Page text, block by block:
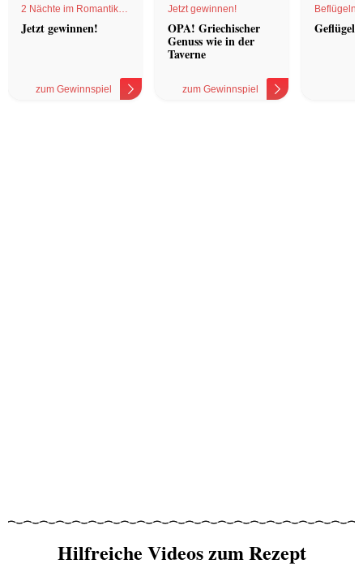
2 Nächte im Romantik
Hotel
Jetzt gewinnen!
zum Gewinnspiel
Jetzt gewinnen!
OPA! Griechischer
Genuss wie in der
Taverne
zum Gewinnspiel
Geflügel
Hilfreiche Videos zum Rezept